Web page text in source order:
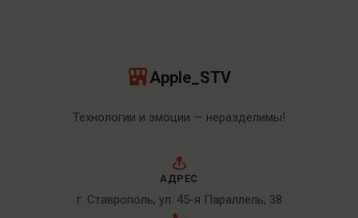
Apple_STV
Технологии и эмоции — неразделимы!
АДРЕС
г. Ставрополь, ул. 45-я Параллель, 38